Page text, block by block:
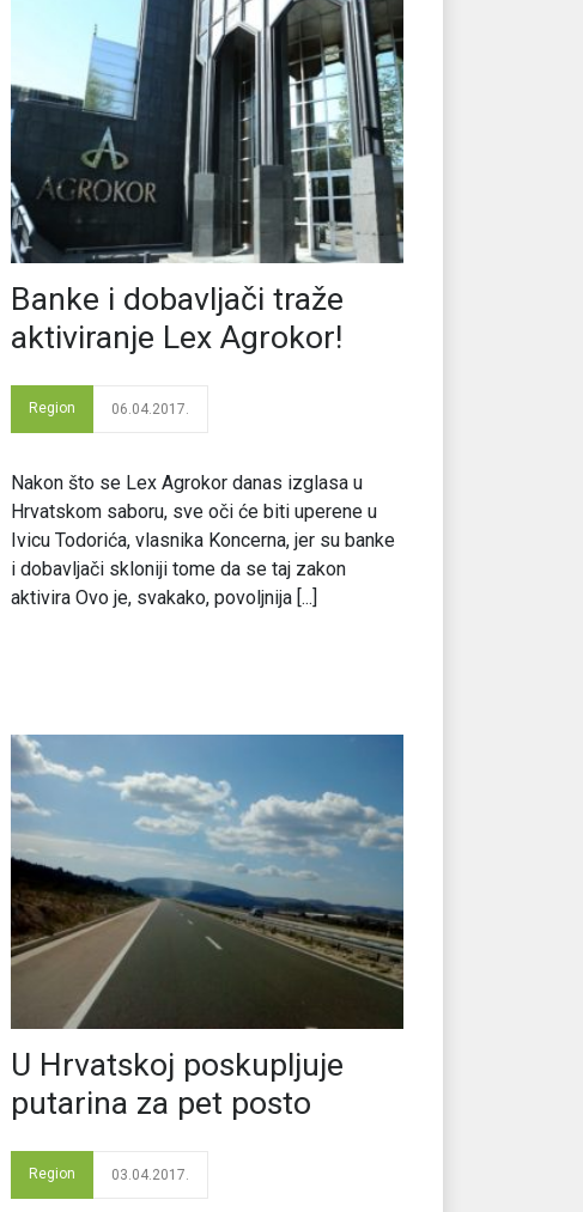
Banke i dobavljači traže
aktiviranje Lex Agrokor!
Region 06.04.2017.
Nakon što se Lex Agrokor danas izglasa u
Hrvatskom saboru, sve oči će biti uperene u
Ivicu Todorića, vlasnika Koncerna, jer su banke
i dobavljači skloniji tome da se taj zakon
aktivira Ovo je, svakako, povoljnija [...]
U Hrvatskoj poskupljuje
putarina za pet posto
Region 03.04.2017.